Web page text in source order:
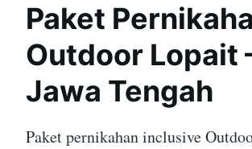
Paket
Outdoor Lopait
Jawa Tengah
Paket pernikahan inclusive